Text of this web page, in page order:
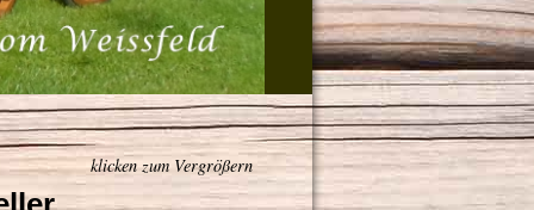
klicken zum Vergrößern